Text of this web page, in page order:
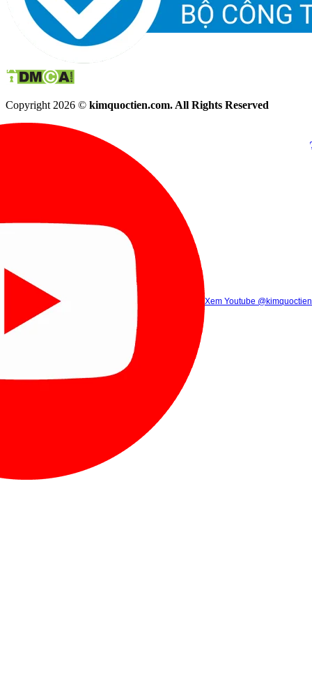
Copyright 2026 © kimquoctien.com. All Rights Reserved
Xem Tik Tok
(8h00 - 21h30)
(8h00 -
Gọi điện (8h00 - 21h30)
Xem Youtube @kimquoctien